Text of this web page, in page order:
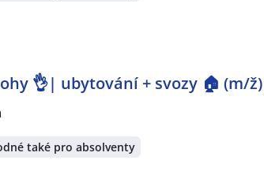
👌| ubytování + svozy 🏠 (m/ž)
také pro absolventy